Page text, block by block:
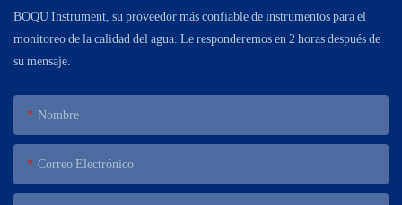
BOQU Instrument, su proveedor más confiable de instrumentos para el
monitoreo de la calidad del agua. Le responderemos en 2 horas después de
su mensaje.
Nombre
Correo Electrónico